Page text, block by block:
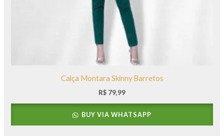
Calça Montara Skinny Barretos
R$ 79,99
BUY VIA WHATSAPP